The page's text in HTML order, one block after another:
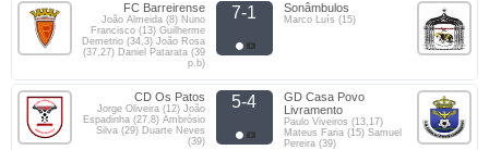
FC Barreirense
João Almeida (8) Nuno
Francisco (13) Guilherme
Demetrio (34,3) João Rosa
(37,27) Daniel Patarata (39
p.b)
7-1 Sonâmbulos
Marco Luís (15)
CD Os Patos
Jorge Oliveira (12) João
Espadinha (27,8) Ambrósio
Silva (29) Duarte Neves
(39)
5-4
GD Casa Povo
Livramento
Paulo Viveiros (13,17)
Mateus Faria (15) Samuel
Pereira (39)